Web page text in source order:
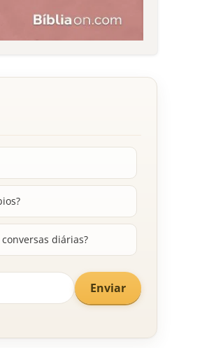
diárias?
Enviar